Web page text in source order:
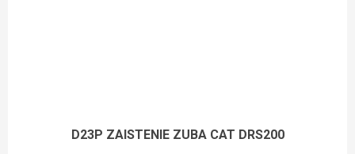
D23P ZAISTENIE ZUBA CAT DRS200